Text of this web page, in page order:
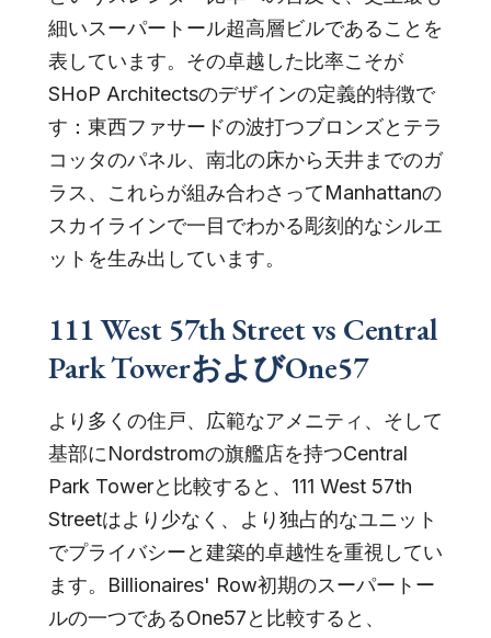
細いスーパートール超高層ビルであることを
表しています。その卓越した比率こそが
SHoP Architectsのデザインの定義的特徴で
す：東西ファサードの波打つブロンズとテラ
コッタのパネル、南北の床から天井までのガ
ラス、これらが組み合わさってManhattanの
スカイラインで一目でわかる彫刻的なシルエ
ットを生み出しています。
111 West 57th Street vs Central
Park TowerおよびOne57
より多くの住戸、広範なアメニティ、そして
基部にNordstromの旗艦店を持つCentral
Park Towerと比較すると、111 West 57th
Streetはより少なく、より独占的なユニット
でプライバシーと建築的卓越性を重視してい
ます。Billionaires' Row初期のスーパートー
ルの一つであるOne57と比較すると、